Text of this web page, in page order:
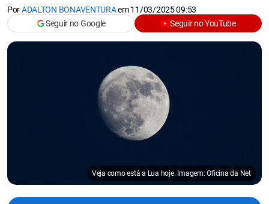
PorADALTON BONAVENTURAem11/03/2025 09:53
Seguir no Google
Seguir no YouTube
Veja como está a Lua hoje. Imagem: Oficina da Net